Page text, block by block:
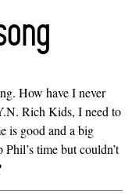
How have I never
Rich Kids, I need to
is good and a big
time but couldn’t